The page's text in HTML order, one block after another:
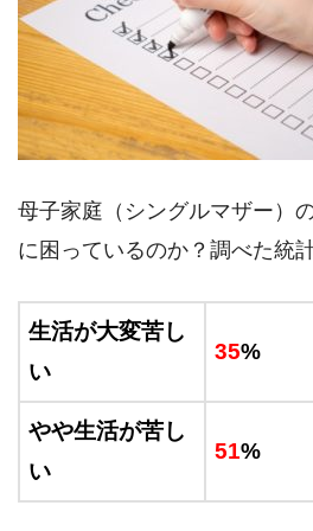
母子家庭（シングルマザー）
に困っているのか？調べた統
生活が大変苦し
い
35%
やや生活が苦し
い
51%